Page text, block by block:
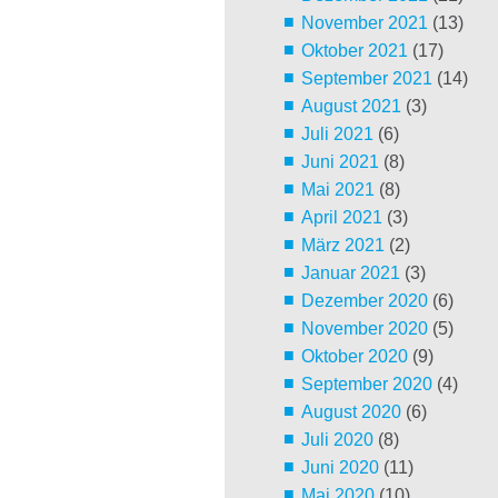
November 2021 (13)
Oktober 2021 (17)
September 2021 (14)
August 2021 (3)
Juli 2021 (6)
Juni 2021 (8)
Mai 2021 (8)
April 2021 (3)
März 2021 (2)
Januar 2021 (3)
Dezember 2020(6)
November 2020(5)
Oktober 2020(9)
September 2020(4)
August 2020(6)
Juli 2020(8)
Juni 2020(11)